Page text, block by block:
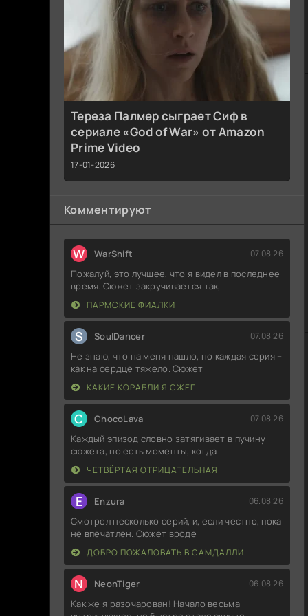
Тереза Палмер сыграет Сиф в
сериале «God of War» от Amazon
Prime Video
17-01-2026
Комментируют
W WarShift 07.08.26
Пожалуй, это лучшее, что я видел в последнее
время. Сюжет закручивается так,
ПАРМСКИЕ ФИАЛКИ
S SoulDancer 07.08.26
Не знаю, что на меня нашло, но каждая серия –
как на сердце тяжело. Сюжет
КАКИЕ КОРАБЛИ Я СЖЕГ
C ChocoLava 07.08.26
Каждый эпизод словно затягивает в пучину
сюжета, но есть моменты, когда
ЧЕТВЁРТАЯ ОТРИЦАТЕЛЬНАЯ
E Enzura 06.08.26
Смотрел несколько серий, и, если честно, пока
не впечатлен. Сюжет вроде
ДОБРО ПОЖАЛОВАТЬ В САМДАЛЛИ
N NeonTiger 06.08.26
Как же я разочарован! Начало весьма